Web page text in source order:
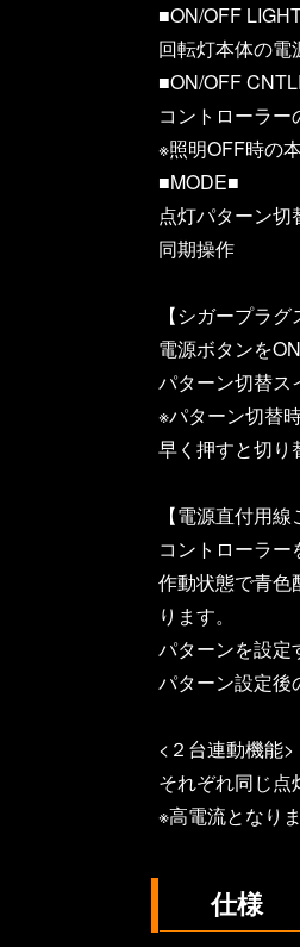
■ON/OFF
回転灯本体の電
■ON/OFF
コントローラ
※照明OFF時の
■MODE■
点灯パターン切
同期操作
【シガープラ
電源ボタンを
パターン切替ス
※パターン切替
早く押すと切り
【電源直付用線
コントローラー
作動状態で青色
ります。
パターンを設定
パターン設定後
<２台連動機能>
それぞれ同じ点
※高電流となり
仕様